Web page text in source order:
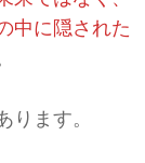
中に隠された
ます。